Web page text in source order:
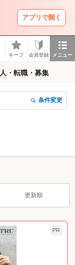
アプリで開く
キープ 会員登録 メニュー
・転職・募集
条件変更
更新順
PR